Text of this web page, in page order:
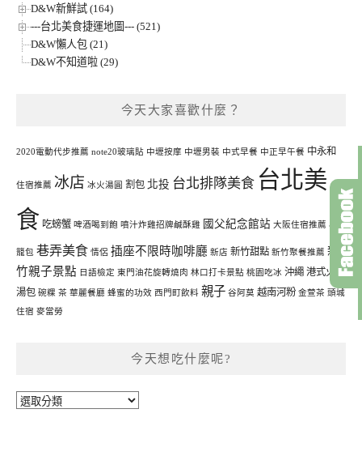
D&W新鮮試 (164)
---台北美食捷運地圖--- (521)
D&W懶人包 (21)
D&W不知道啦 (29)
今天大家喜歡什麼？
2020電動代步推薦 note20玻璃貼 中壢按摩 中壢男裝 中式早餐 中正早午餐 中永和
住宿推薦 冰店 冰火湯圓 割包 北投 台北排隊美食 台北美
食 吃螃蟹 啤酒喝到飽 噴汁炸雞招牌鹹酥雞 國父紀念館站 大阪住宿推薦 小
籠包 巷弄美食 情侶 插座不限時咖啡廳 新店 新竹甜點 新竹聚餐推薦 新
竹親子景點 日語檢定 東門油花旋轉燒肉 林口打卡景點 桃園吃冰 沖繩 港式火鍋
湯包 碗粿 茶 華麗餐廳 蜂蜜的功效 西門町飲料 親子 谷阿莫 越南河粉 金萱茶 頭城
住宿 麥當勞
今天想吃什麼呢?
今